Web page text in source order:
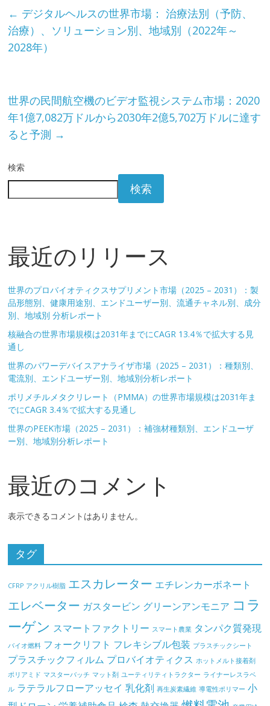
← デジタルヘルスの世界市場： 治療法別（予防、
治療）、ソリューション別、地域別（2022年～
2028年）
世界の民間航空機のビデオ監視システム市場：2020
年1億7,082万ドルから2030年2億5,702万ドルに達す
ると予測 →
検索
検索
最近のリリース
世界のプロバイオティクスサプリメント市場（2025 – 2031）：製
品形態別、健康用途別、エンドユーザー別、流通チャネル別、成分
別、地域別 分析レポート
核融合の世界市場規模は2031年までにCAGR 13.4％で拡大する見
通し
世界のパワーデバイスアナライザ市場（2025 – 2031）：種類別、
電流別、エンドユーザー別、地域別分析レポート
ポリメチルメタクリレート（PMMA）の世界市場規模は2031年ま
でにCAGR 3.4％で拡大する見通し
世界のPEEK市場（2025 – 2031）：補強材種類別、エンドユーザ
ー別、地域別分析レポート
最近のコメント
表示できるコメントはありません。
タグ
CFRP アクリル樹脂 エスカレーター エチレンカーボネート
エレベーター ガスタービン グリーンアンモニア コラ
ーゲン スマートファクトリー スマート農業 タンパク質発現
バイオ燃料 フォークリフト フレキシブル包装 プラスチックシート
プラスチックフィルム プロバイオティクス ホットメルト接着剤
ポリアミド マスターバッチ マット剤 ユーティリティトラクター ライナーレスラベ
ル ラテラルフローアッセイ 乳化剤 再生炭素繊維 導電性ポリマー 小